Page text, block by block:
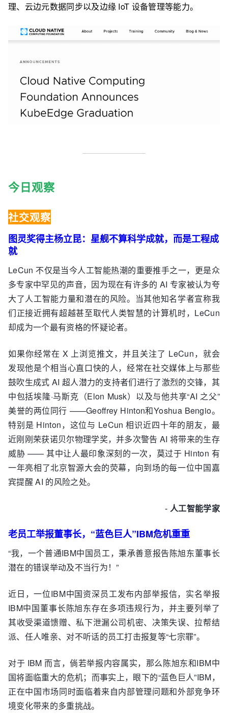
理、云边元数据同步以及边缘 IoT 设备管理等能力。
今日观察
社交观察
图灵奖得主杨立昆：星舰不算科学成就，而是工程成
就
LeCun 不仅是当今人工智能热潮的重要推手之一，更是众
多专家中罕见的声音，因为现在有许多的 AI 专家被认为夸
大了人工智能力量和潜在的风险。当其他知名学者宣称我
们正接近拥有超越甚至取代人类智慧的计算机时，LeCun
却成为一个最有资格的怀疑论者。
如果你经常在 X 上浏览推文，并且关注了 LeCun，就会
发现他是个相当心直口快的人，经常在社交媒体上与那些
鼓吹生成式 AI 超人潜力的支持者们进行了激烈的交锋，其
中包括埃隆·马斯克（Elon Musk）以及与他共享“AI 之父”
美誉的两位同行 ——Geoffrey Hinton和Yoshua Bengio。
特别是 Hinton，这位与 LeCun 相识近四十年的朋友，最
近刚刚荣获诺贝尔物理学奖，并多次警告 AI 将带来的生存
威胁 —— 其中让人最印象深刻的一次，莫过于 Hinton 有
一年亮相了北京智源大会的荧幕，向到场的每一位中国嘉
宾提醒 AI 的风险之处。
-人工智能学家
老员工举报董事长，“蓝色巨人”IBM危机重重
“我，一个普通IBM中国员工，秉承善意报告陈旭东董事长
潜在的错误举动及不当行为！”
近日，一位IBM中国资深员工发布内部举报信，实名举报
IBM中国董事长陈旭东存在多项违规行为，并主要列举了
其收受渠道馈赠、私下泄漏公司机密、决策失误、拉帮结
派、任人唯亲、对不听话的员工打击报复等“七宗罪”。
对于 IBM 而言，倘若举报内容属实，那么陈旭东和IBM中
国将面临重大的危机；而事实上，眼下的“蓝色巨人”IBM，
正在中国市场同时面临着来自内部管理问题和外部竞争环
境变化带来的多重挑战。